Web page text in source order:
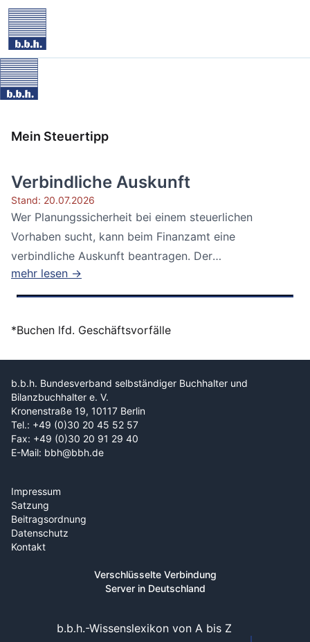
Mein Steuertipp
Verbindliche Auskunft
Stand: 20.07.2026
Wer Planungssicherheit bei einem steuerlichen
Vorhaben sucht, kann beim Finanzamt eine
verbindliche Auskunft beantragen. Der
Bundesfinanzhof...
mehr lesen →
*Buchen lfd. Geschäftsvorfälle
b.b.h. Bundesverband selbständiger Buchhalter und
Bilanzbuchhalter e. V.
Kronenstraße 19, 10117 Berlin
Tel.: +49 (0)30 20 45 52 57
Fax: +49 (0)30 20 91 29 40
E-Mail: bbh@bbh.de
Impressum
Satzung
Beitragsordnung
Datenschutz
Kontakt
Verschlüsselte Verbindung
Server in Deutschland
b.b.h.-Wissenslexikon von A bis Z